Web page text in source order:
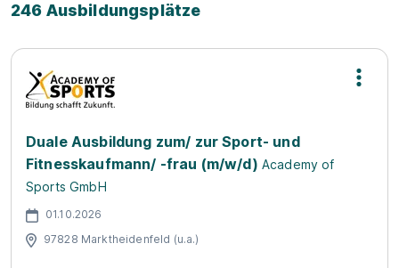
246 Ausbildungsplätze
Duale Ausbildung zum/ zur Sport- und
Fitnesskaufmann/ -frau (m/w/d) Academy of
Sports GmbH
01.10.2026
97828 Marktheidenfeld (u.a.)